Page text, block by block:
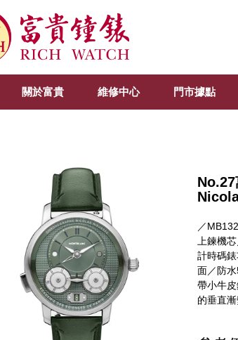
關於富貴 維修中心 門市據點
／
上鍊機
計時碼
面／防
帶小牛
的垂直